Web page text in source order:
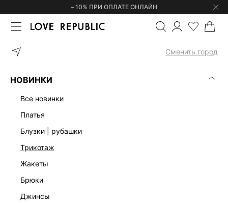
– 10% ПРИ ОПЛАТЕ ОНЛАЙН
Сменить город
НОВИНКИ
все новинки
платья
блузки | рубашки
трикотаж
жакеты
брюки
джинсы
ГЛАВНАЯ ПРЯМЫЕ ДЖИНСЫ СО